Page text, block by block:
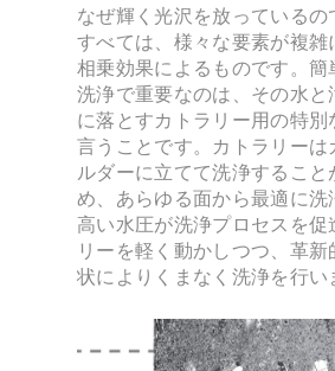
なぜ輝く光沢を放っているの
すべては、様々な要素が複雑
相乗効果によるものです。簡
洗浄で重要なのは、その水と
に落とすカトラリー用の特別
言うことです。カトラリーは
ルダーに立てて洗浄すること
め、あらゆる面から最適に洗
高い水圧が洗浄プロセスを促
リーを軽く動かしつつ、革新
状によりくまなく洗浄を行い